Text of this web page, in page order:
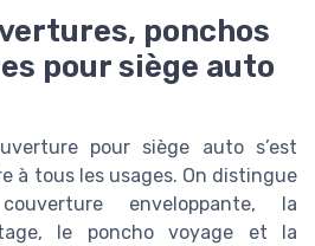
ponchos
pour siège auto
pour siège auto s’est
à tous les usages. On distingue
enveloppante, la
le poncho voyage et la